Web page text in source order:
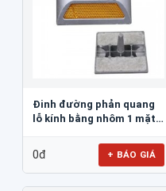
Đinh đường phản quang
lỗ kính bằng nhôm 1 mặt
0đ + BÁO GIÁ